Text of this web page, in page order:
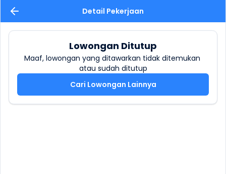
Detail Pekerjaan
Lowongan Ditutup
Maaf, lowongan yang ditawarkan tidak ditemukan
atau sudah ditutup
Cari Lowongan Lainnya